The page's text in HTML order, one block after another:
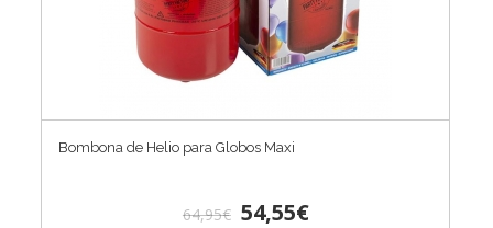
Bombona de Helio para Globos Maxi
64,95€ 54,55€